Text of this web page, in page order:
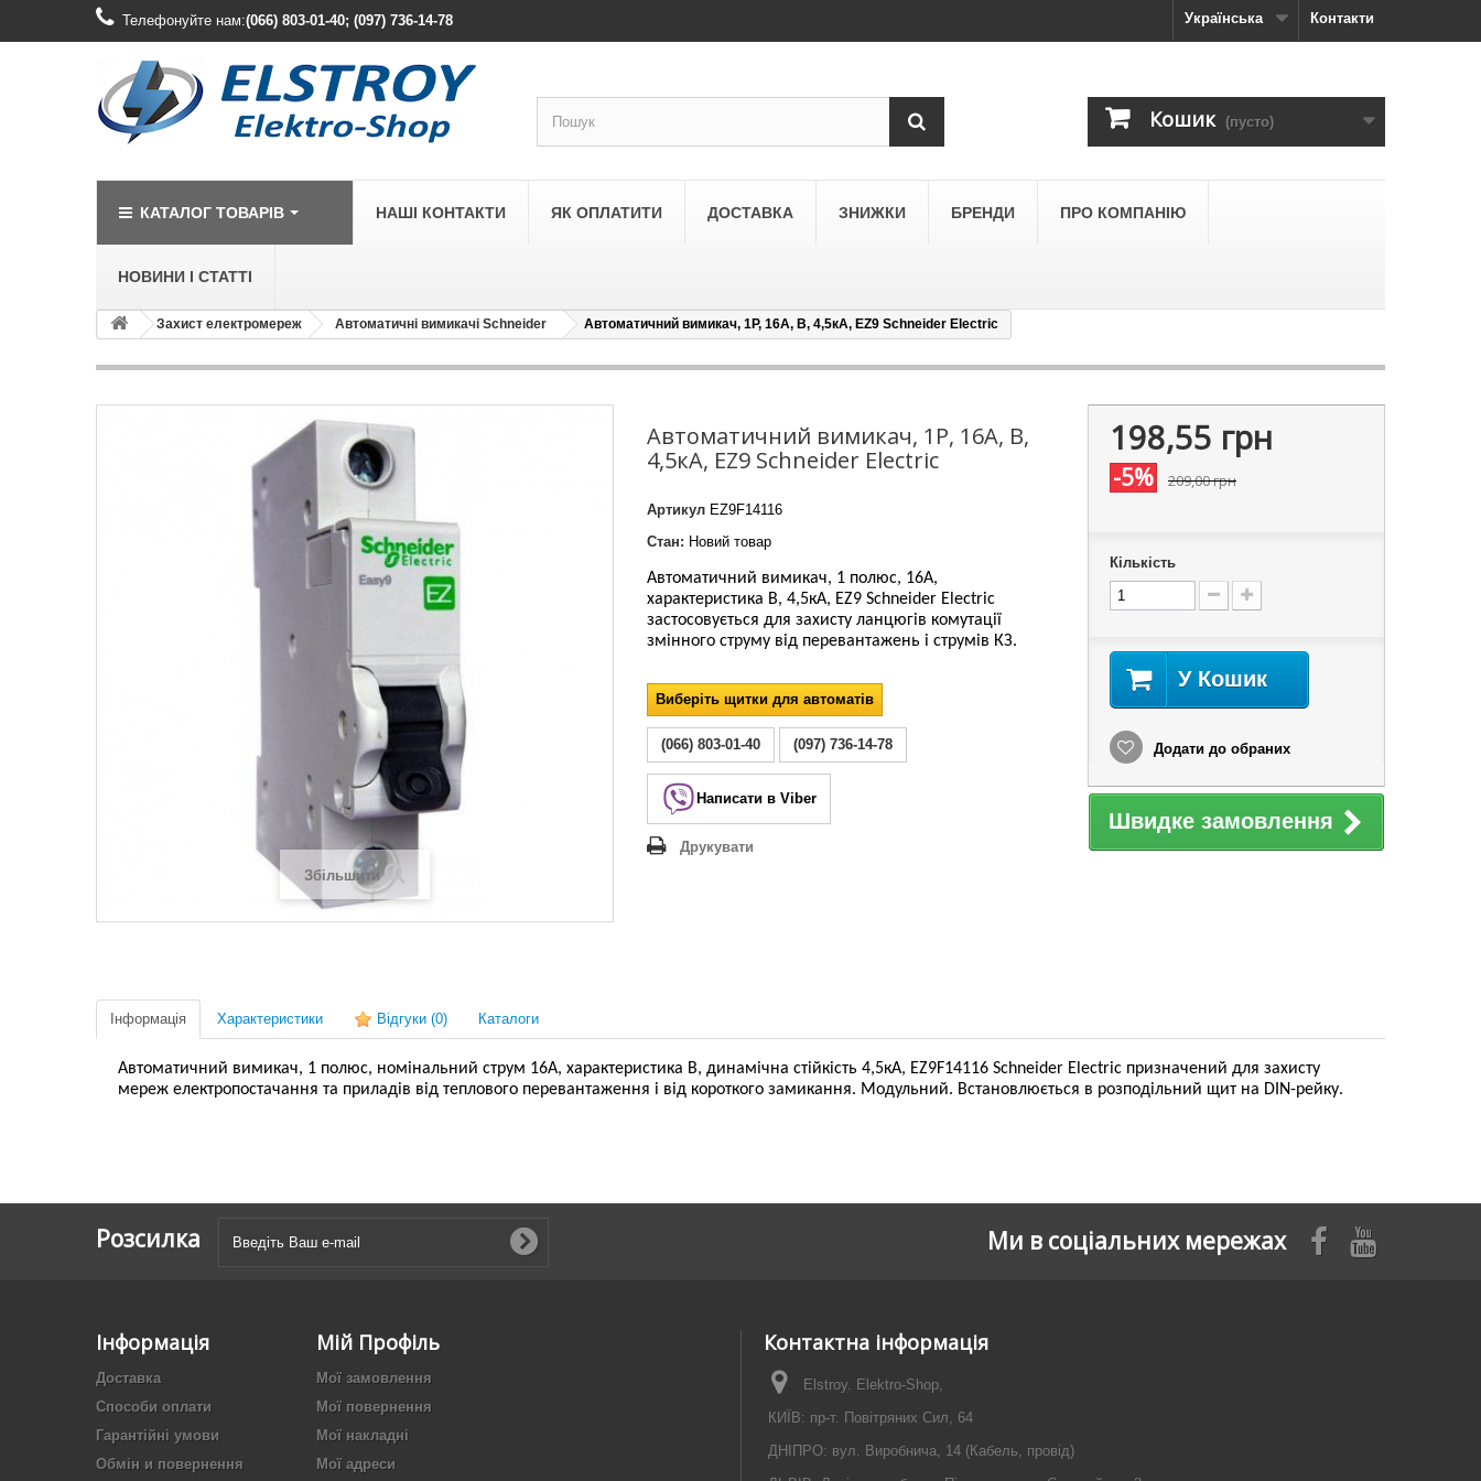
Контакти
Телефонуйте нам:(066) 803-01-40; (097) 736-14-78 Українська
Кошик (пусто)
КАТАЛОГ ТОВАРІВ
LEGRAND
Legrand Etika
Legrand Forix
Legrand Valena Allure
Legrand Valena Classic
Legrand Valena Life
LEGRAND
LEZARD
Lezard Deriy
НАШІ КОНТАКТИ ЯК ОПЛАТИТИ ДОСТАВКА ЗНИЖКИ БРЕНДИ ПРО КОМПАНІЮ
НОВИНИ І СТАТТІ
Захист електромереж Автоматичні вимикачі Schneider Автоматичний вимикач, 1Р, 16А, В, 4,5кА, EZ9 Schneider Electric
Збільшити
Автоматичний вимикач, 1Р, 16А, В,
4,5кА, EZ9 Schneider Electric
Артикул EZ9F14116
Стан: Новий товар
Автоматичний вимикач, 1 полюс, 16А,
характеристика В, 4,5кА, EZ9 Schneider Electric
застосовується для захисту ланцюгів комутації
змінного струму від перевантажень і струмів КЗ.
Виберіть щитки для автоматів
(066) 803-01-40 (097) 736-14-78
Написати в Viber
Друкувати
198,55 грн
-5% 209,00 грн
Кількість
У Кошик
Додати до обраних
Швидке замовлення
Інформація Характеристики Відгуки (0) Каталоги
Автоматичний вимикач, 1 полюс, номінальний струм 16А, характеристика В, динамічна стійкість 4,5кА, EZ9F14116 Schneider Electric призначений для захисту
мереж електропостачання та приладів від теплового перевантаження і від короткого замикання. Модульний. Встановлюється в розподільний щит на DIN-рейку.
Розсилка Ми в соціальних мережах
Інформація
Доставка
Способи оплати
Гарантійні умови
Обмін и повернення
Мій Профіль
Мої замовлення
Мої повернення
Мої накладні
Мої адреси
Контактна інформація
Elstroy. Elektro-Shop,
КИЇВ: пр-т. Повітряних Сил, 64
ДНІПРО: вул. Виробнича, 14 (Кабель, провід)